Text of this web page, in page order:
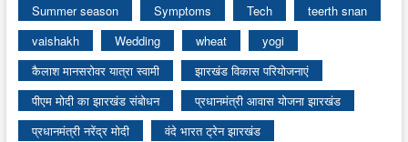
Summer season
Symptoms Tech
teerth snan
vaishakh
Wedding wheat
yogi
कैलाश मानसरोवर यात्रा स्वामी
झारखंड विकास परियोजनाएं
पीएम मोदी का झारखंड संबोधन
प्रधानमंत्री आवास योजना झारखंड
प्रधानमंत्री नरेंद्र मोदी
वंदे भारत ट्रेन झारखंड